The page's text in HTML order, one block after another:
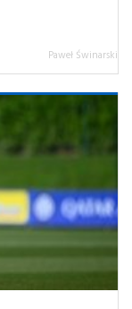
Paweł Świnarski